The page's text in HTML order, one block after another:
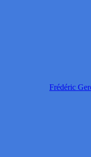
Frédéric